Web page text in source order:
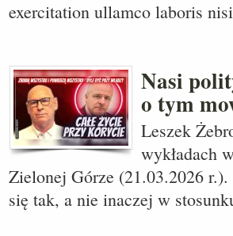
exercitation ullamco laboris
Nasi
o tym
Leszek
wykładach
Zielonej Górze (21.03.2026
się tak, a nie inaczej w